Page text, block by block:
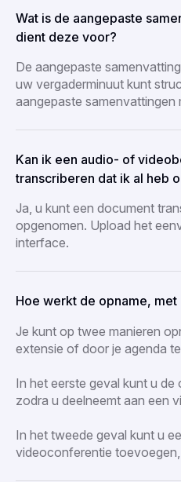
Wat is de aangepaste
dient deze voor?
De aangepaste
uw vergaderminuut kunt
aangepaste samenvattingen
Kan ik een audio- of
transcriberen dat ik al heb
Ja, u kunt een document
opgenomen. Upload het
interface.
Hoe werkt de opname,
Je kunt op twee manieren
extensie of door je agenda
In het eerste geval kunt u
zodra u deelneemt aan een
In het tweede geval kunt u
videoconferentie